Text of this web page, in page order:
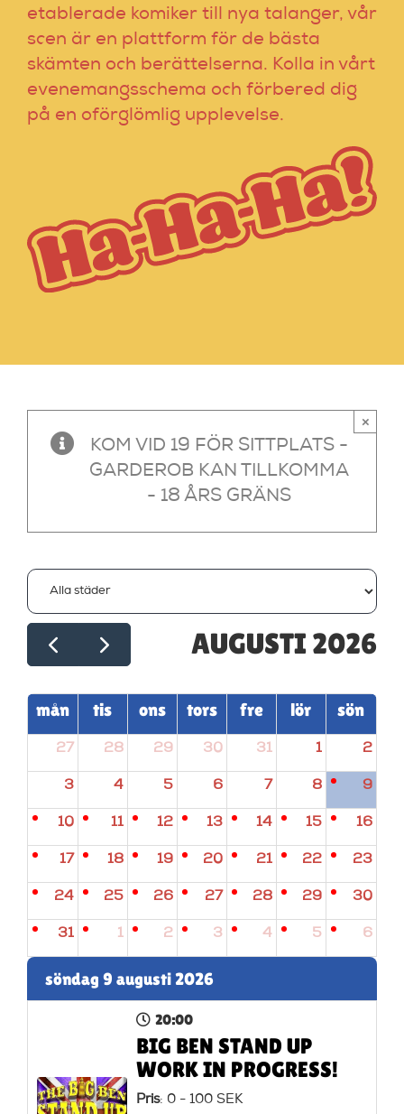
etablerade komiker till nya talanger, vår
scen är en plattform för de bästa
skämten och berättelserna. Kolla in vårt
evenemangsschema och förbered dig
på en oförglömlig upplevelse.
KOM VID 19 FÖR SITTPLATS -
GARDEROB KAN TILLKOMMA
- 18 ÅRS GRÄNS
×
AUGUSTI 2026
mån tis ons tors fre lör sön
27 28 29 30 31 1 2
3 4 5 6 7 8 9
10 11 12 13 14 15 16
17 18 19 20 21 22 23
24 25 26 27 28 29 30
31 1 2 3 4 5 6
söndag 9 augusti 2026
20:00
BIG BEN STAND UP
WORK IN PROGRESS!
Pris: 0 - 100 SEK